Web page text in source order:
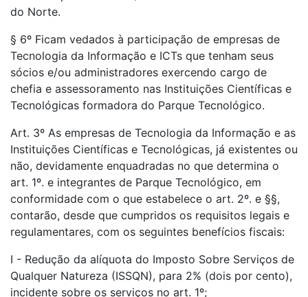
do Norte.
§ 6º Ficam vedados à participação de empresas de
Tecnologia da Informação e ICTs que tenham seus
sócios e/ou administradores exercendo cargo de
chefia e assessoramento nas Instituições Científicas e
Tecnológicas formadora do Parque Tecnológico.
Art. 3º As empresas de Tecnologia da Informação e as
Instituições Científicas e Tecnológicas, já existentes ou
não, devidamente enquadradas no que determina o
art. 1º. e integrantes de Parque Tecnológico, em
conformidade com o que estabelece o art. 2º. e §§,
contarão, desde que cumpridos os requisitos legais e
regulamentares, com os seguintes benefícios fiscais:
I - Redução da alíquota do Imposto Sobre Serviços de
Qualquer Natureza (ISSQN), para 2% (dois por cento),
incidente sobre os serviços no art. 1º;